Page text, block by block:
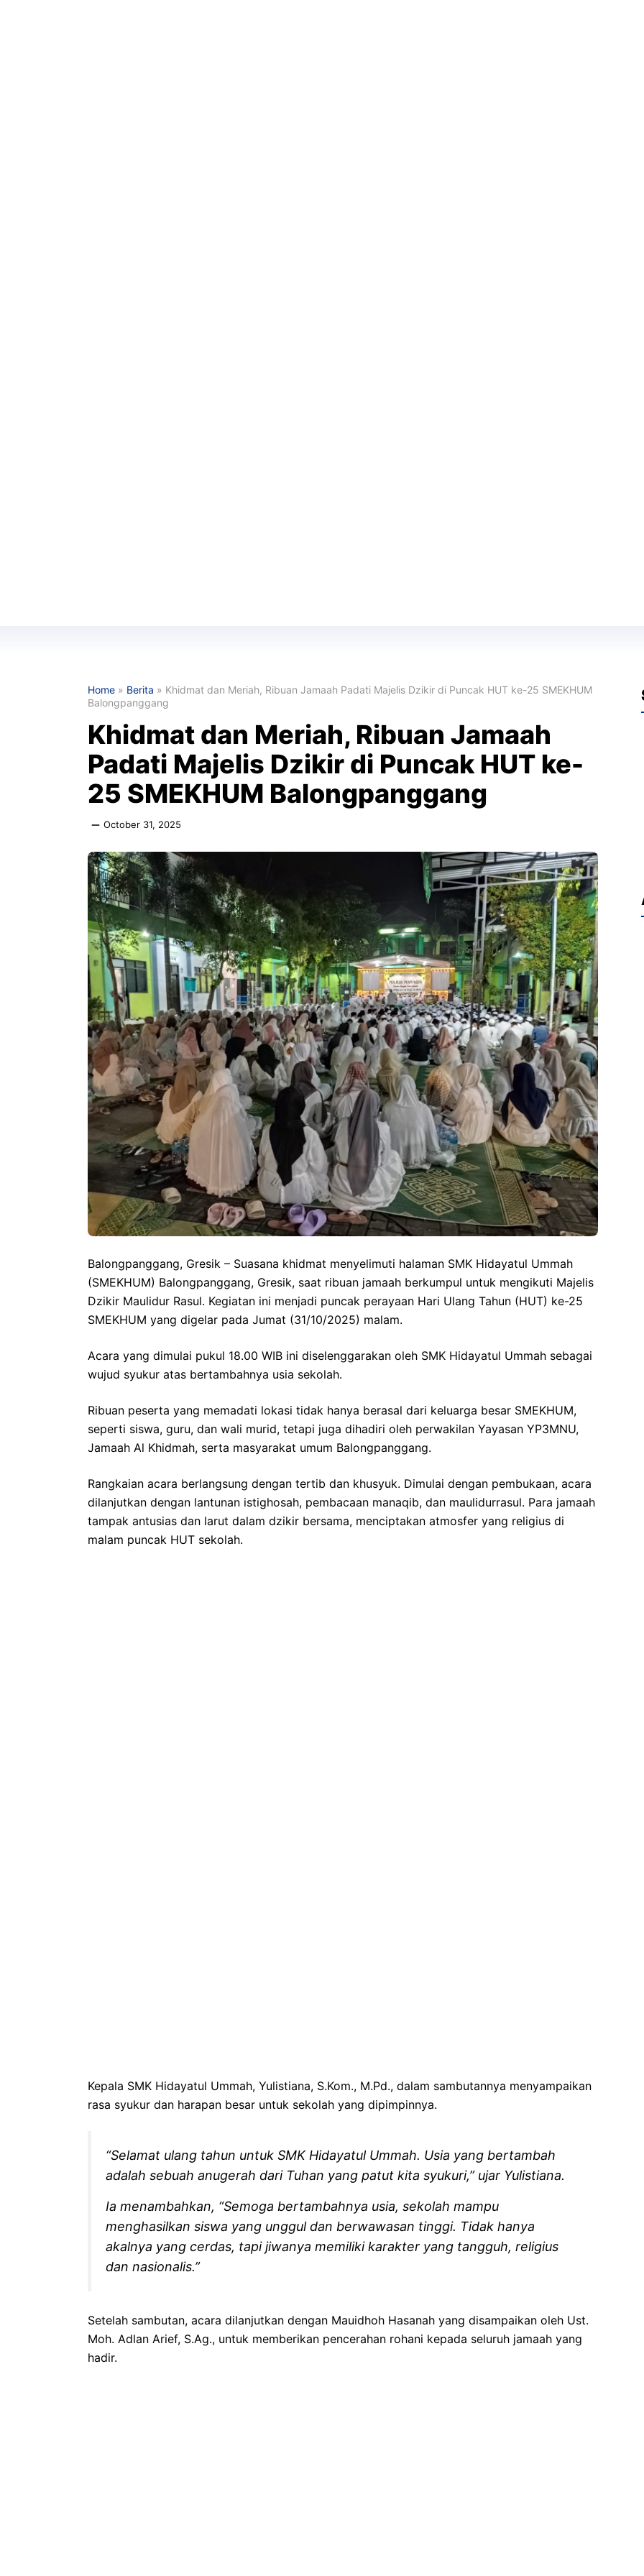
Home » Berita » Khidmat dan Meriah, Ribuan Jamaah Padati Majelis Dzikir di Puncak HUT ke-25 SMEKHUM
Balongpanggang
Khidmat dan Meriah, Ribuan Jamaah
Padati Majelis Dzikir di Puncak HUT ke-
25 SMEKHUM Balongpanggang
October 31, 2025
Balongpanggang, Gresik – Suasana khidmat menyelimuti halaman SMK Hidayatul Ummah
(SMEKHUM) Balongpanggang, Gresik, saat ribuan jamaah berkumpul untuk mengikuti Majelis
Dzikir Maulidur Rasul. Kegiatan ini menjadi puncak perayaan Hari Ulang Tahun (HUT) ke-25
SMEKHUM yang digelar pada Jumat (31/10/2025) malam.
Acara yang dimulai pukul 18.00 WIB ini diselenggarakan oleh SMK Hidayatul Ummah sebagai
wujud syukur atas bertambahnya usia sekolah.
Ribuan peserta yang memadati lokasi tidak hanya berasal dari keluarga besar SMEKHUM,
seperti siswa, guru, dan wali murid, tetapi juga dihadiri oleh perwakilan Yayasan YP3MNU,
Jamaah Al Khidmah, serta masyarakat umum Balongpanggang.
Rangkaian acara berlangsung dengan tertib dan khusyuk. Dimulai dengan pembukaan, acara
dilanjutkan dengan lantunan istighosah, pembacaan manaqib, dan maulidurrasul. Para jamaah
tampak antusias dan larut dalam dzikir bersama, menciptakan atmosfer yang religius di
malam puncak HUT sekolah.
Kepala SMK Hidayatul Ummah, Yulistiana, S.Kom., M.Pd., dalam sambutannya menyampaikan
rasa syukur dan harapan besar untuk sekolah yang dipimpinnya.
“Selamat ulang tahun untuk SMK Hidayatul Ummah. Usia yang bertambah
adalah sebuah anugerah dari Tuhan yang patut kita syukuri,” ujar Yulistiana.
Ia menambahkan, “Semoga bertambahnya usia, sekolah mampu
menghasilkan siswa yang unggul dan berwawasan tinggi. Tidak hanya
akalnya yang cerdas, tapi jiwanya memiliki karakter yang tangguh, religius
dan nasionalis.”
Setelah sambutan, acara dilanjutkan dengan Mauidhoh Hasanah yang disampaikan oleh Ust.
Moh. Adlan Arief, S.Ag., untuk memberikan pencerahan rohani kepada seluruh jamaah yang
hadir.